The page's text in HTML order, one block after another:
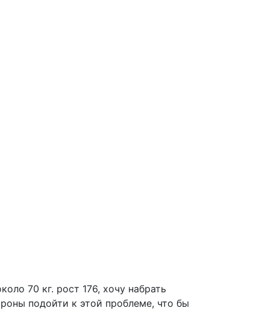
70 кг. рост 176, хочу набрать
подойти к этой проблеме, что бы